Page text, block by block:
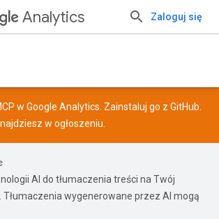
Analytics Zaloguj się
w Google Analytics. Zainstaluj go z GitHub
w ogłoszeniu
AI do tłumaczenia treści na Twój
wygenerowane przez AI mogą